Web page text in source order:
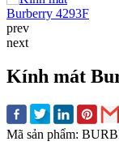
prev
next
Kính mát
Mã sản phẩm: